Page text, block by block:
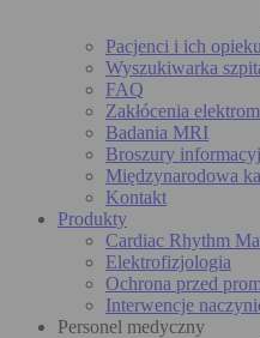
Pacjenci i ich
Wyszukiwarka
FAQ
Zakłócenia
Badania MRI
Broszury
Międzynarodowa
Kontakt
Produkty
Cardiac Rhythm
Elektrofizjologia
Ochrona przed
Interwencje
Personel medyczny